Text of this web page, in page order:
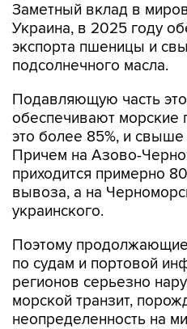
Заметный вклад в
Украина, в 2025 году
экспорта пшеницы и
подсолнечного масла.
Подавляющую часть
обеспечивают морские
это более 85%, и
Причем на Азово-
приходится примерно
вывоза, а на
украинского.
Поэтому
по судам и портовой
регионов серьезно
морской транзит,
неопределенность на